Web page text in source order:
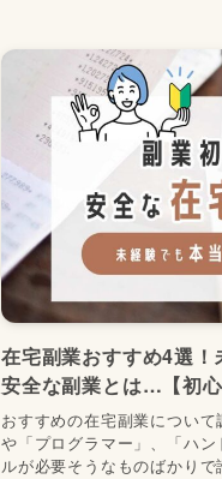
在宅副業おすすめ4選
安全な副業とは…【初心
おすすめの在宅副業について
や「プログラマー」、「ハ
ルが必要そうなものばかり